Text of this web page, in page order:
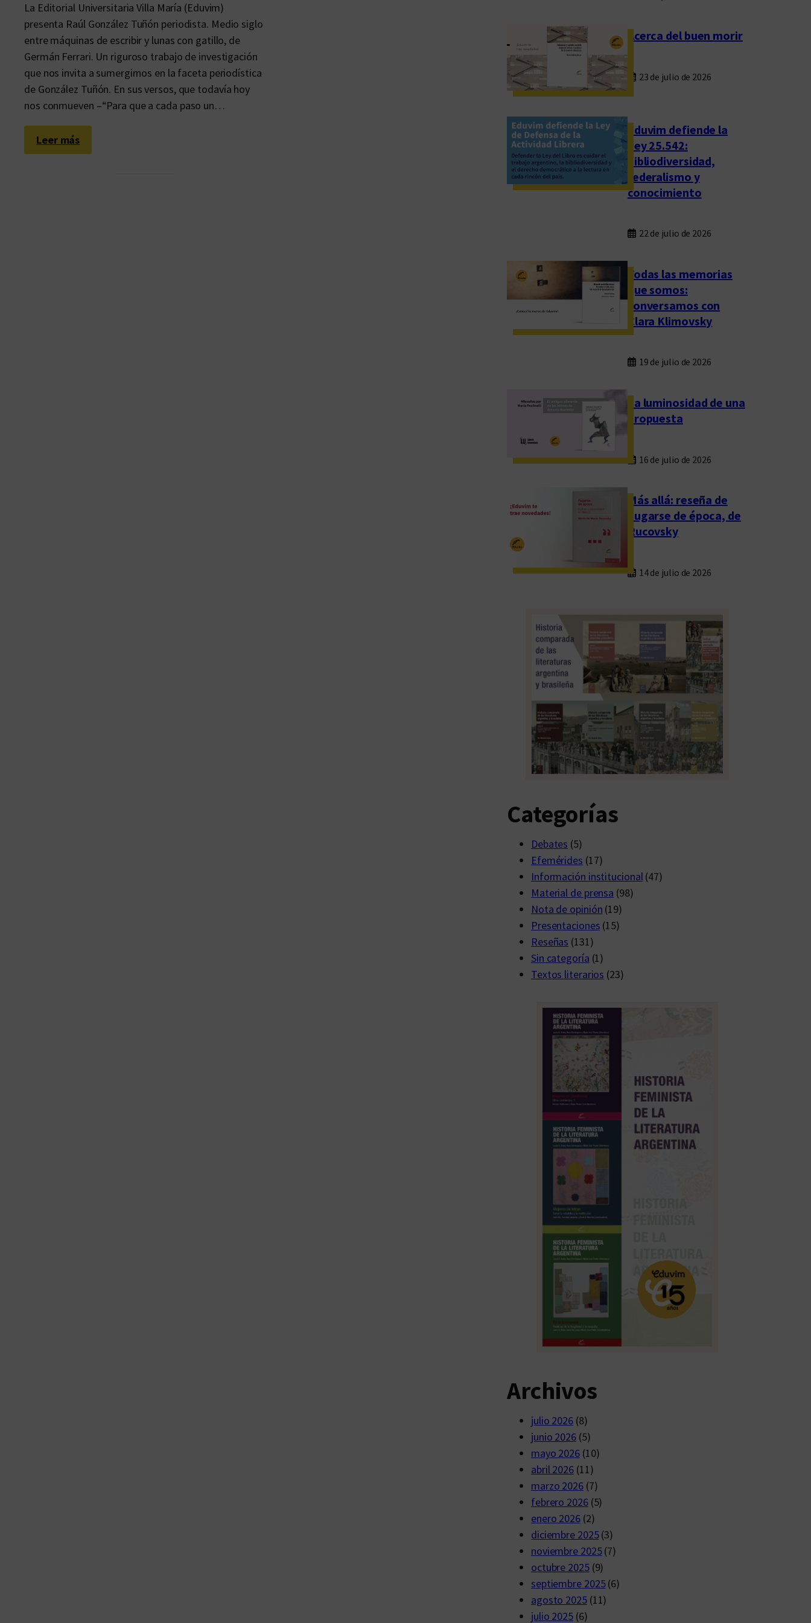
La Editorial Universitaria Villa María (Eduvim)
presenta Raúl González Tuñón periodista. Medio siglo
entre máquinas de escribir y lunas con gatillo, de
Germán Ferrari. Un riguroso trabajo de investigación
que nos invita a sumergirnos en la faceta periodística
de González Tuñón. En sus versos, que todavía hoy
nos conmueven –“Para que a cada paso un…
Leer más:
E
Acerca del buen morir
23 de julio de 2026
Eduvim defiende la
Ley 25.542:
bibliodiversidad,
federalismo y
conocimiento
22 de julio de 2026
Todas las memorias
que somos:
conversamos con
Clara Klimovsky
19 de julio de 2026
La luminosidad de una
propuesta
16 de julio de 2026
Más allá: reseña de
Fugarse de época, de
Rucovsky
14 de julio de 2026
Categorías
Debates (5)
Efemérides (17)
Información institucional(47)
Material de prensa (98)
Nota de opinión (19)
Presentaciones (15)
Reseñas (131)
Sin categoría (1)
Textos literarios (23)
Archivos
julio 2026(8)
junio 2026(5)
mayo 2026 (10)
abril 2026(11)
marzo 2026(7)
febrero 2026(5)
enero 2026(2)
diciembre 2025(3)
noviembre 2025(7)
octubre 2025(9)
septiembre 2025(6)
agosto 2025(11)
julio 2025(6)